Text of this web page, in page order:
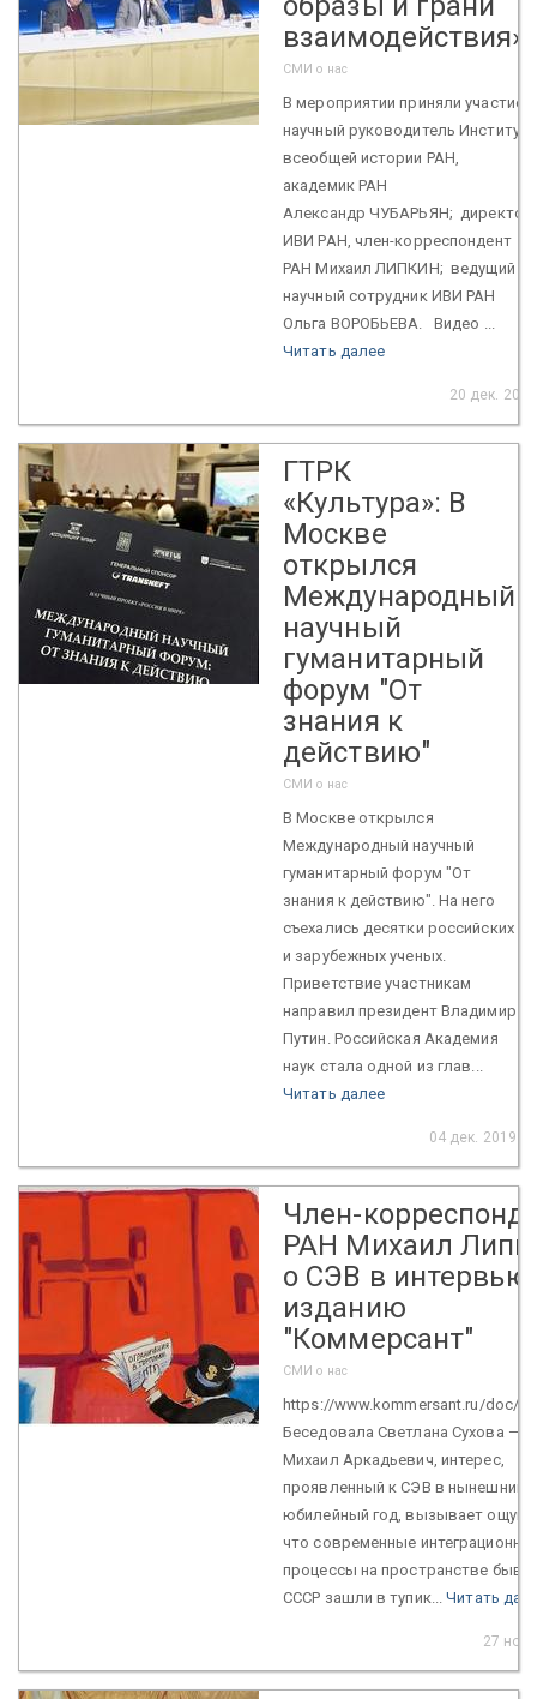
взаимодействия»
СМИ о нас
В мероприятии приняли участие:
научный руководитель Института
всеобщей истории РАН,
академик РАН
Александр ЧУБАРЬЯН; директор
ИВИ РАН, член-корреспондент
РАН Михаил ЛИПКИН; ведущий
научный сотрудник ИВИ РАН
Ольга ВОРОБЬЕВА. Видео ...
Читать далее
20 дек. 2019
ГТРК
«Культура»: В
Москве
открылся
Международный
научный
гуманитарный
форум "От
знания к
действию"
СМИ о нас
В Москве открылся
Международный научный
гуманитарный форум "От
знания к действию". На него
съехались десятки российских
и зарубежных ученых.
Приветствие участникам
направил президент Владимир
Путин. Российская Академия
наук стала одной из глав...
Читать далее
04 дек. 2019
Член-
РАН Михаил
о СЭВ в интервью
изданию
"Коммерсант"
СМИ о нас
https://www.kommersant.ru/doc/
Беседовала Светлана Сухова —
Михаил Аркадьевич, интерес,
проявленный к СЭВ в нынешний
юбилейный год, вызывает
что современные
процессы на пространстве
СССР зашли в тупик...Читать
27